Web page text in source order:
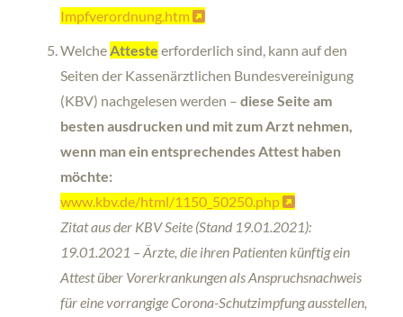
Impfverordnung.htm
Welche Atteste erforderlich sind, kann auf den
Seiten der Kassenärztlichen Bundesvereinigung
(KBV) nachgelesen werden – diese Seite am
besten ausdrucken und mit zum Arzt nehmen,
wenn man ein entsprechendes Attest haben
möchte:
www.kbv.de/html/1150_50250.php
Zitat aus der KBV Seite (Stand 19.01.2021):
19.01.2021 – Ärzte, die ihren Patienten künftig ein
Attest über Vorerkrankungen als Anspruchsnachweis
für eine vorrangige Corona-Schutzimpfung ausstellen,